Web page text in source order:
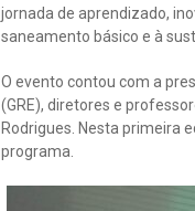
jornada de aprendizado,
saneamento básico e à
O evento contou com a
(GRE), diretores e
Rodrigues. Nesta primeira
programa.